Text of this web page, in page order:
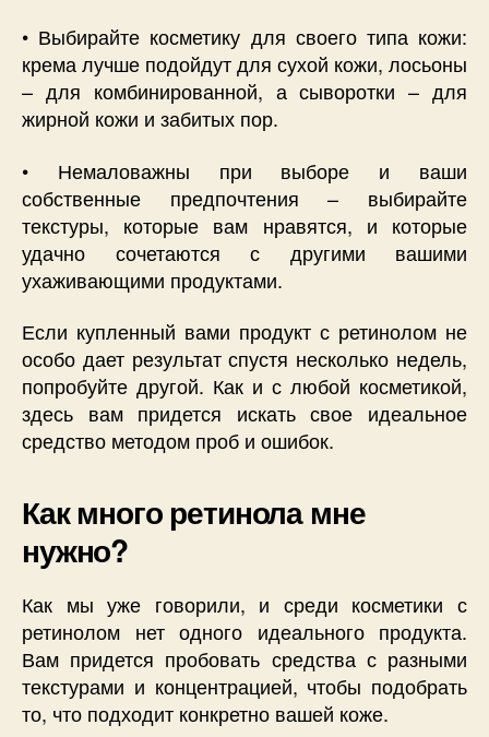
• Выбирайте косметику для своего типа кожи:
крема лучше подойдут для сухой кожи, лосьоны
– для комбинированной, а сыворотки – для
жирной кожи и забитых пор.
• Немаловажны при выборе и ваши
собственные предпочтения – выбирайте
текстуры, которые вам нравятся, и которые
удачно сочетаются с другими вашими
ухаживающими продуктами.
Если купленный вами продукт с ретинолом не
особо дает результат спустя несколько недель,
попробуйте другой. Как и с любой косметикой,
здесь вам придется искать свое идеальное
средство методом проб и ошибок.
Как много ретинола мне
нужно?
Как мы уже говорили, и среди косметики с
ретинолом нет одного идеального продукта.
Вам придется пробовать средства с разными
текстурами и концентрацией, чтобы подобрать
то, что подходит конкретно вашей коже.